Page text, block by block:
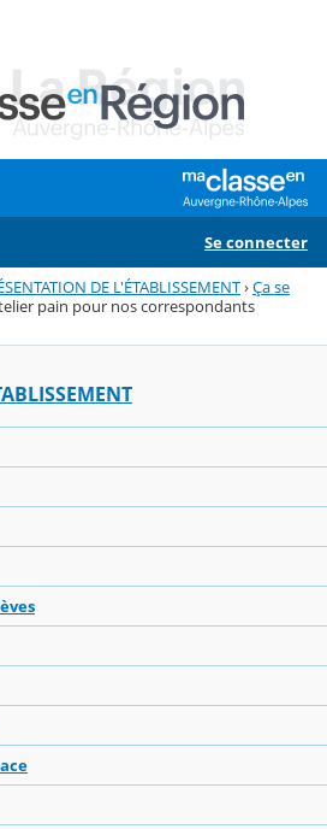
Se connecter
DE L'ÉTABLISSEMENT›Ça se
pain pour nos correspondants